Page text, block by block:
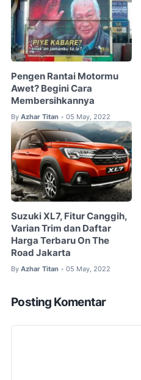
Pengen Rantai Motormu
Awet? Begini Cara
Membersihkannya
By Azhar Titan • 05 May, 2022
Suzuki XL7, Fitur Canggih,
Varian Trim dan Daftar
Harga Terbaru On The
Road Jakarta
By Azhar Titan • 05 May, 2022
Posting Komentar